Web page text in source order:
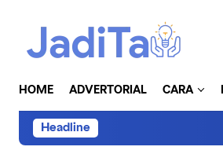
HOME ADVERTORIAL CARA
Headline